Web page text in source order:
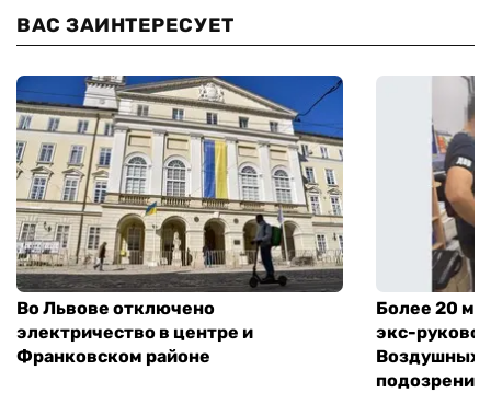
ВАС ЗАИНТЕРЕСУЕТ
Во Львове отключено
электричество в центре и
Франковском районе
Более 20
экс-
Воздушных
подозрение